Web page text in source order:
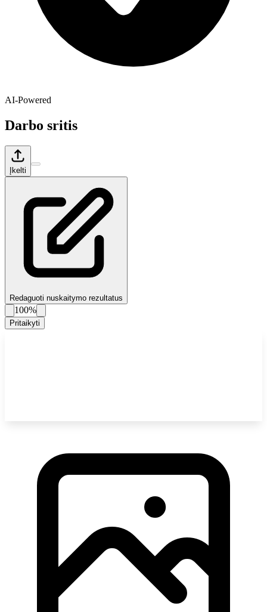
AI-Powered
Darbo sritis
Įkelti
Redaguoti nuskaitymo rezultatus
100%
Pritaikyti